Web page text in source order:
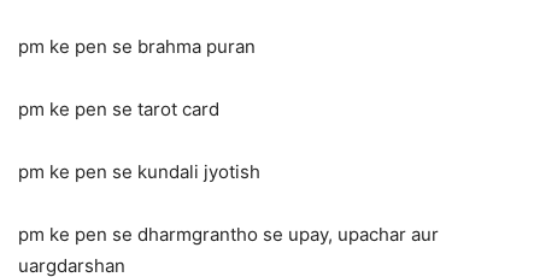
pm ke pen se brahma puran
pm ke pen se tarot card
pm ke pen se kundali jyotish
pm ke pen se dharmgrantho se upay, upachar aur
uargdarshan